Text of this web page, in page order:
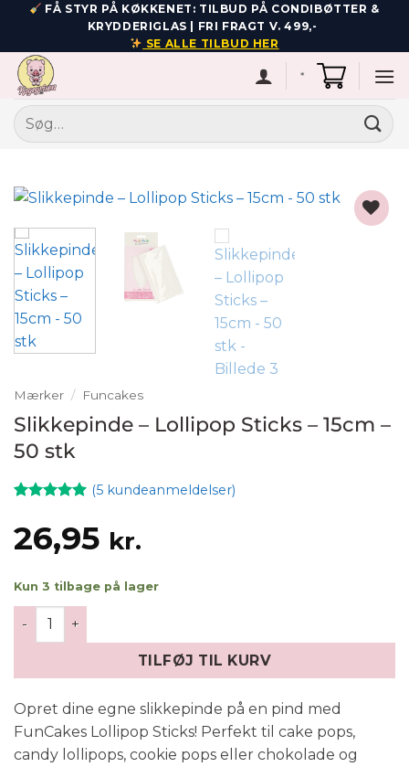
Fortsæt
indhold
FÅ STYR PÅ KØKKENET: TILBUD PÅ CONDIBØTTER &
KRYDDERIGLAS | FRI FRAGT V. 499,-
SE ALLE TILBUD HER
*
Søg
efter:
Mærker / Funcakes
Slikkepinde – Lollipop Sticks – 15cm –
50 stk
som5 ud
af 5 baseret
(5kundeanmeldelser)
26,95 kr.
Kun 3 tilbage på lager
Slikkepinde – Lollipop Sticks – 15cm - 50 stk antal
TILFØJ TIL KURV
Opret dine egne slikkepinde på en pind med
FunCakes Lollipop Sticks! Perfekt til cake pops,
candy lollipops, cookie pops eller chokolade og